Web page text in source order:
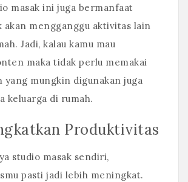
masak ini juga bermanfaat
akan mengganggu aktivitas lain
Jadi, kalau kamu mau
maka tidak perlu memakai
yang mungkin digunakan juga
keluarga di rumah.
Produktivitas
studio masak sendiri,
pasti jadi lebih meningkat.